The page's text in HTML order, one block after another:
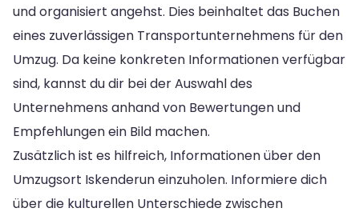
und organisiert angehst. Dies beinhaltet das Buchen
eines zuverlässigen Transportunternehmens für den
Umzug. Da keine konkreten Informationen verfügbar
sind, kannst du dir bei der Auswahl des
Unternehmens anhand von Bewertungen und
Empfehlungen ein Bild machen.
Zusätzlich ist es hilfreich, Informationen über den
Umzugsort Iskenderun einzuholen. Informiere dich
über die kulturellen Unterschiede zwischen